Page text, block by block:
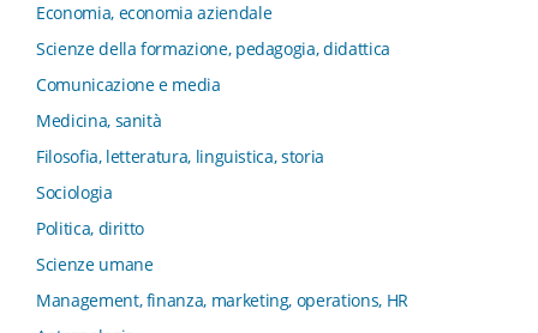
dell’Economia Università di Bologna
Collana di Clinica della formazione
Collana di Ragioneria ed Economia Aziendale - SIDREA
Collana di Storia delle istituzioni educative e della
Letteratura per l’Infanzia
Collana di Studi e Ricerche Aziendali
Collana ISMU
Collana Tendenze Salute e Sanità ETS
Economia, economia aziendale
Scienze della formazione, pedagogia, didattica
Comunicazione e media
Medicina, sanità
Filosofia, letteratura, linguistica, storia
Sociologia
Politica, diritto
Scienze umane
Management, finanza, marketing, operations, HR